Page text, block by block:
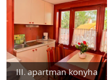
III. apartman konyha